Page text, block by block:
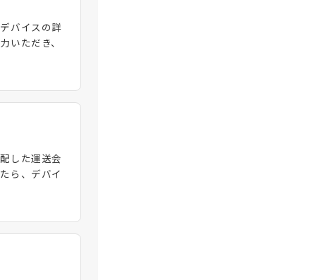
バイスの詳
いただき、
した運送会
ら、デバイ